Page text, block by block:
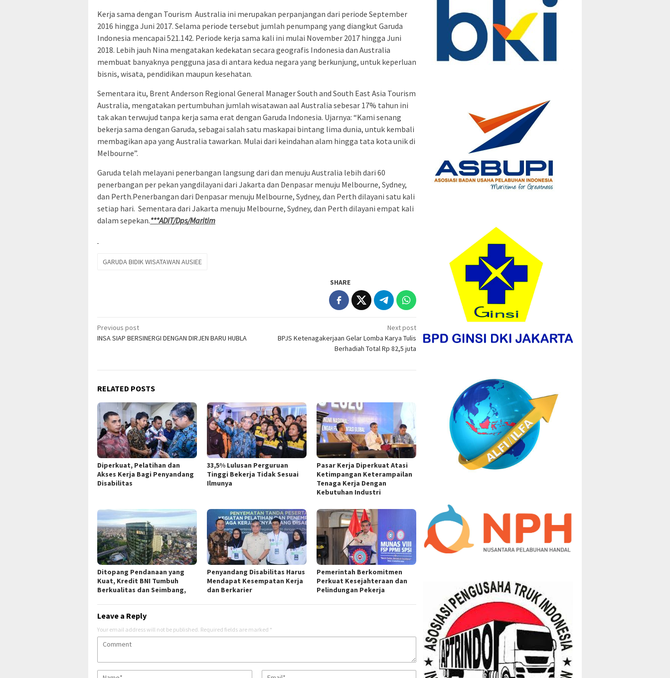
Kerja sama dengan Tourism Australia ini merupakan perpanjangan dari periode September
2016 hingga Juni 2017. Selama periode tersebut jumlah penumpang yang diangkut Garuda
Indonesia mencapai 521.142. Periode kerja sama kali ini mulai November 2017 hingga Juni
2018. Lebih jauh Nina mengatakan kedekatan secara geografis Indonesia dan Australia
membuat banyaknya pengguna jasa di antara kedua negara yang berkunjung, untuk keperluan
bisnis, wisata, pendidikan maupun kesehatan.
Sementara itu, Brent Anderson Regional General Manager South and South East Asia Tourism
Australia, mengatakan pertumbuhan jumlah wisatawan aal Australia sebesar 17% tahun ini
tak akan terwujud tanpa kerja sama erat dengan Garuda Indonesia. Ujarnya: “Kami senang
bekerja sama dengan Garuda, sebagai salah satu maskapai bintang lima dunia, untuk kembali
membagikan apa yang Australia tawarkan. Mulai dari keindahan alam hingga tata kota unik di
Melbourne”.
Garuda telah melayani penerbangan langsung dari dan menuju Australia lebih dari 60
penerbangan per pekan yangdilayani dari Jakarta dan Denpasar menuju Melbourne, Sydney,
dan Perth.Penerbangan dari Denpasar menuju Melbourne, Sydney, dan Perth dilayani satu kali
setiap hari. Sementara dari Jakarta menuju Melbourne, Sydney, dan Perth dilayani empat kali
dalam sepekan.***ADIT/Dps/Maritim
GARUDA BIDIK WISATAWAN AUSIEE
SHARE
Post
navigation
Previous post
INSA SIAP BERSINERGI DENGAN DIRJEN BARU HUBLA
Next post
BPJS Ketenagakerjaan Gelar Lomba Karya Tulis
Berhadiah Total Rp 82,5 juta
RELATED POSTS
Diperkuat, Pelatihan dan
Akses Kerja Bagi Penyandang
Disabilitas
33,5% Lulusan Perguruan
Tinggi Bekerja Tidak Sesuai
Ilmunya
Pasar Kerja Diperkuat Atasi
Ketimpangan Keterampailan
Tenaga Kerja Dengan
Kebutuhan Industri
Ditopang Pendanaan yang
Kuat, Kredit BNI Tumbuh
Berkualitas dan Seimbang,
Penyandang Disabilitas Harus
Mendapat Kesempatan Kerja
dan Berkarier
Pemerintah Berkomitmen
Perkuat Kesejahteraan dan
Pelindungan Pekerja
Leave a Reply
Your email address will not be published. Required fields are marked *